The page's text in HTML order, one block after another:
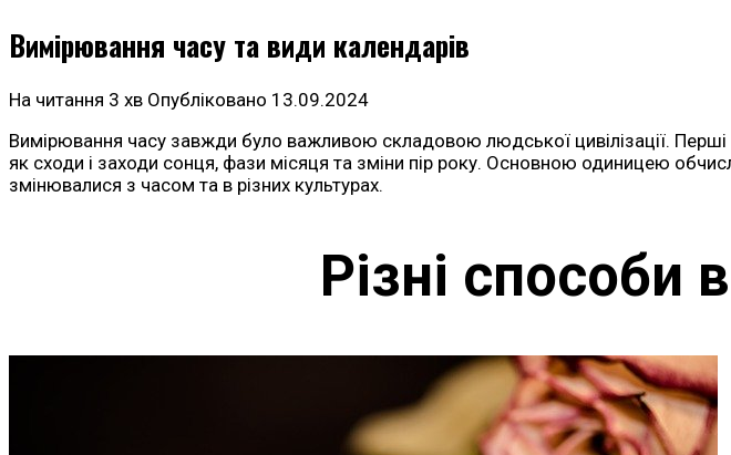
Вимірювання часу та види календарів
На читання 3 хв Опубліковано 13.09.2024
Вимірювання часу завжди було важливою складовою людської цивілізації. Перші
як сходи і заходи сонця, фази місяця та зміни пір року. Основною одиницею
змінювалися з часом та в різних культурах.
Різні способи